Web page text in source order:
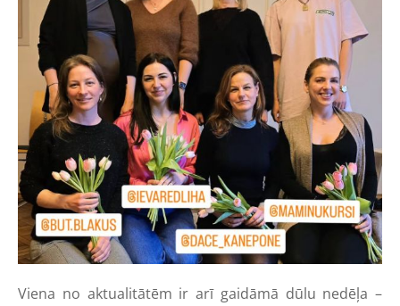
Viena no aktualitātēm ir arī gaidāmā dūlu nedēļa –